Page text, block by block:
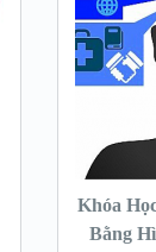
Khóa
Bằng